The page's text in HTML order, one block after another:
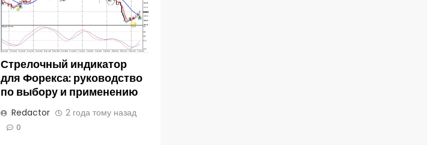
Стрелочный индикатор
для Форекса: руководство
по выбору и применению
Redactor 2 года тому назад
0